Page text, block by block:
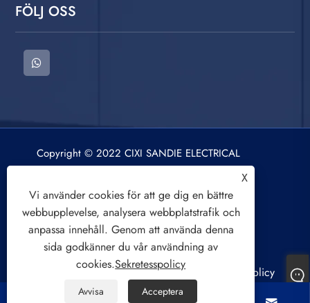
FÖLJ OSS
Copyright © 2022 CIXI SANDIE ELECTRICAL
APPLIANCE CO.,LTD. Tvättmaskin, centrifug,
luftkylningsfläkt. Alla rättigheter reserverade.
Sitemap RSS XML Sekretesspolicy
X
Vi använder cookies för att ge dig en bättre
webbupplevelse, analysera webbplatstrafik och
anpassa innehåll. Genom att använda denna
sida godkänner du vår användning av
cookies.Sekretesspolicy
Avvisa Acceptera